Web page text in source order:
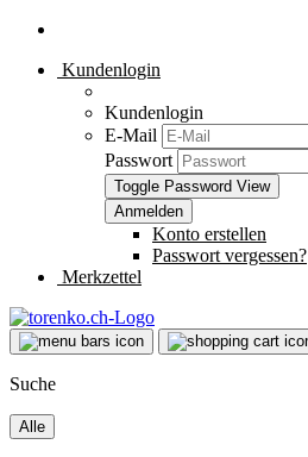
Kundenlogin
Kundenlogin
E-Mail
Passwort
Toggle Password View
Konto erstellen
Passwort vergessen?
Merkzettel
Suche
Alle